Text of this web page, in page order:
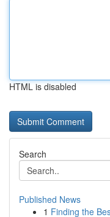
HTML is disabled
Search
Published News
1 Finding the